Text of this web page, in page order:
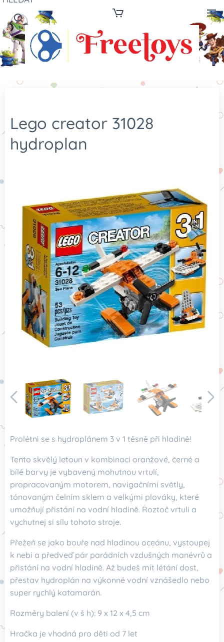
Lego creator 31028
hydroplan
Prolétni se s hydroplánem 3 v 1 těsně při hladině!
Tento skvělý letoun v kombinaci oranžové, černé a
bílé barvy je vybavený mohutnou vrtulí,
propracovaným motorem, navigačními světly,
tónovaným čelním sklem a velkými plováky, které
umožňují přistání na vodní hladině. Roztoč vrtuli a
vychutnej si sílu tohoto stroje.
Přežeň se jako bouře nad hladinou oceánu, vystoupej
k nebi a předveď pár parádních vzdušných manévrů a
přistání na vodní hladině. Až budeš mít létání dost,
přestav hydroplán na výkonné vodní vznášedlo nebo
super rychlý katamarán.
Rozměry balení (v š h): 9 x 12 x 4,5 cm
Hračka je vhodná pro děti od 7 let